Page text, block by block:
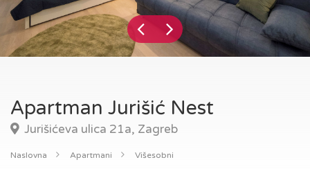
Apartman Jurišić Nest
Jurišićeva ulica 21a, Zagreb
Naslovna Apartmani Višesobni